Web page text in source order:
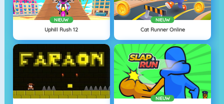
NIEUW
Uphill Rush 12
NIEUW
Cat Runner Online
NIEUW